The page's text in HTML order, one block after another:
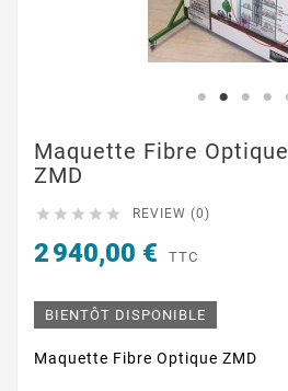
Maquette Fibre Optique
ZMD
     REVIEW (0)
2 940,00 € TTC
BIENTÔT DISPONIBLE
Maquette Fibre Optique ZMD